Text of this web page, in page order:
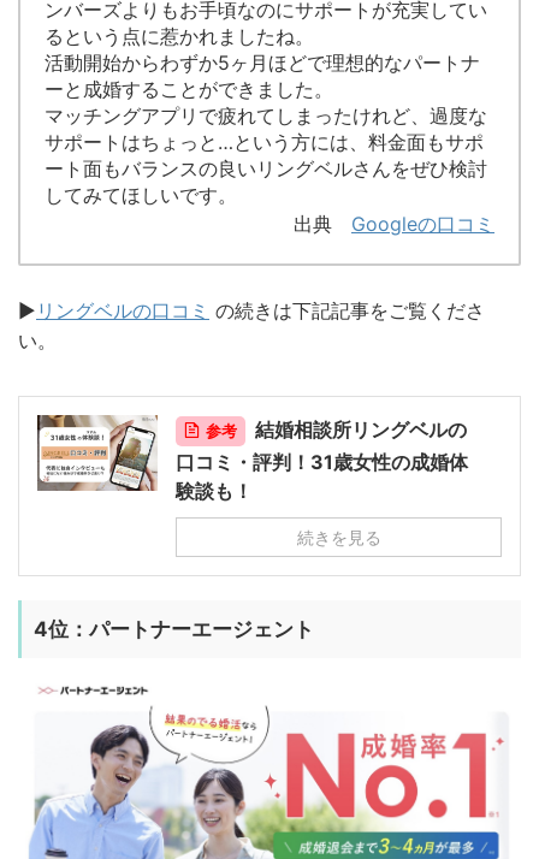
ンバーズよりもお手頃なのにサポートが充実してい
るという点に惹かれましたね。
活動開始からわずか5ヶ月ほどで理想的なパートナ
ーと成婚することができました。
マッチングアプリで疲れてしまったけれど、過度な
サポートはちょっと…という方には、料金面もサポ
ート面もバランスの良いリングベルさんをぜひ検討
してみてほしいです。
出典 Googleの口コミ
▶︎ リングベルの口コミ の続きは下記記事をご覧くださ
い。
参考
結婚相談所リングベルの
口コミ・評判！31歳女性の成婚体
験談も！
続きを見る
4位：パートナーエージェント